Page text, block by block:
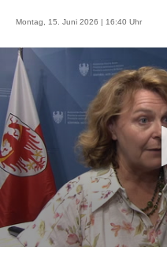
Montag, 15. Juni 2026 | 16:40 Uhr